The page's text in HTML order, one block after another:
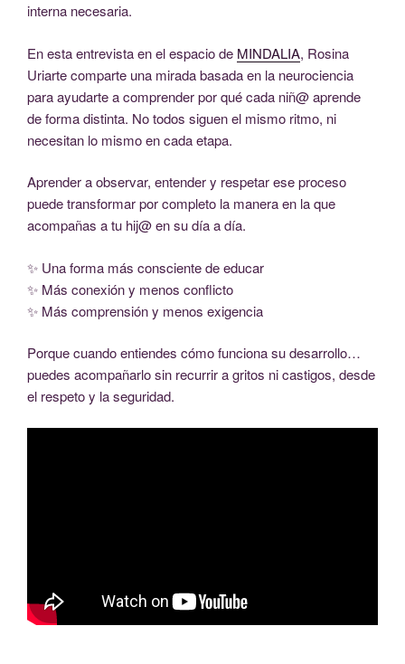
interna necesaria.
En esta entrevista en el espacio de MINDALIA, Rosina
Uriarte comparte una mirada basada en la neurociencia
para ayudarte a comprender por qué cada niñ@ aprende
de forma distinta. No todos siguen el mismo ritmo, ni
necesitan lo mismo en cada etapa.
Aprender a observar, entender y respetar ese proceso
puede transformar por completo la manera en la que
acompañas a tu hij@ en su día a día.
✨ Una forma más consciente de educar
✨ Más conexión y menos conflicto
✨ Más comprensión y menos exigencia
Porque cuando entiendes cómo funciona su desarrollo…
puedes acompañarlo sin recurrir a gritos ni castigos, desde
el respeto y la seguridad.